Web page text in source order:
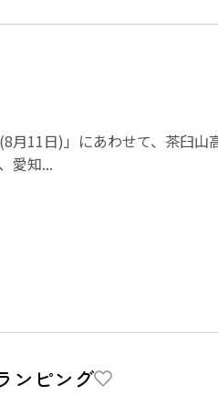
月11日)」にあわせて、茶臼山
愛知...
ンピング